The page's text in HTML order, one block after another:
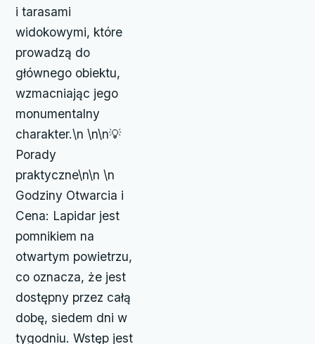
i tarasami
widokowymi, które
prowadzą do
głównego obiektu,
wzmacniając jego
monumentalny
charakter.\n \n\n💡
Porady
praktyczne\n\n \n
Godziny Otwarcia i
Cena: Lapidar jest
pomnikiem na
otwartym powietrzu,
co oznacza, że jest
dostępny przez całą
dobę, siedem dni w
tygodniu. Wstęp jest